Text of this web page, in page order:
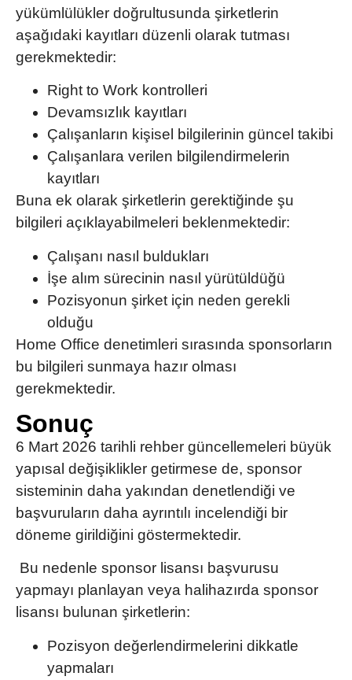
yükümlülükler doğrultusunda şirketlerin
aşağıdaki kayıtları düzenli olarak tutması
gerekmektedir:
Right to Work kontrolleri
Devamsızlık kayıtları
Çalışanların kişisel bilgilerinin güncel takibi
Çalışanlara verilen bilgilendirmelerin
kayıtları
Buna ek olarak şirketlerin gerektiğinde şu
bilgileri açıklayabilmeleri beklenmektedir:
Çalışanı nasıl buldukları
İşe alım sürecinin nasıl yürütüldüğü
Pozisyonun şirket için neden gerekli
olduğu
Home Office denetimleri sırasında sponsorların
bu bilgileri sunmaya hazır olması
gerekmektedir.
Sonuç
6 Mart 2026 tarihli rehber güncellemeleri büyük
yapısal değişiklikler getirmese de, sponsor
sisteminin daha yakından denetlendiği ve
başvuruların daha ayrıntılı incelendiği bir
döneme girildiğini göstermektedir.
Bu nedenle sponsor lisansı başvurusu
yapmayı planlayan veya halihazırda sponsor
lisansı bulunan şirketlerin:
Pozisyon değerlendirmelerini dikkatle
yapmaları